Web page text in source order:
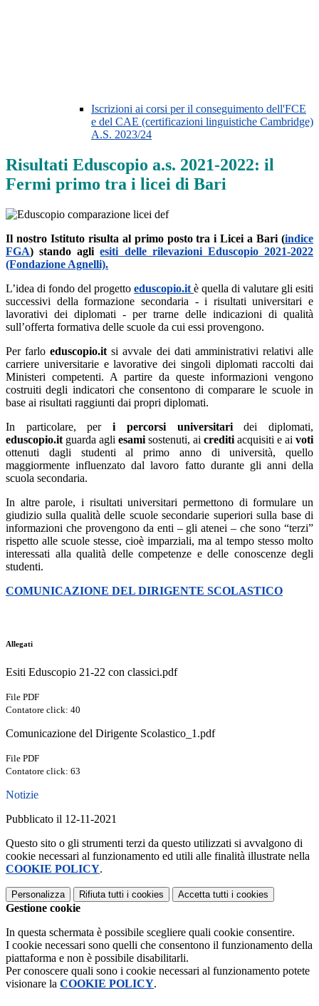
Iscrizioni ai corsi per il conseguimento dell'FCE
e del CAE (certificazioni linguistiche Cambridge)
A.S. 2023/24
Risultati Eduscopio a.s. 2021-2022: il
Fermi primo tra i licei di Bari
Il nostro Istituto risulta al primo posto tra i Licei a Bari (indice
FGA) stando agliesiti delle rilevazioni Eduscopio 2021-2022
(Fondazione Agnelli).
L’idea di fondo del progetto eduscopio.it è quella di valutare gli esiti
successivi della formazione secondaria - i risultati universitari e
lavorativi dei diplomati - per trarne delle indicazioni di qualità
sull’offerta formativa delle scuole da cui essi provengono.
Per farloeduscopio.it si avvale dei dati amministrativi relativi alle
carriere universitarie e lavorative dei singoli diplomati raccolti dai
Ministeri competenti. A partire da queste informazioni vengono
costruiti degli indicatori che consentono di comparare le scuole in
base ai risultati raggiunti dai propri diplomati.
In particolare, peri percorsi universitaridei diplomati,
eduscopio.it guarda agli esami sostenuti, ai crediti acquisiti e ai voti
ottenuti dagli studenti al primo anno di università, quello
maggiormente influenzato dal lavoro fatto durante gli anni della
scuola secondaria.
In altre parole, i risultati universitari permettono di formulare un
giudizio sulla qualità delle scuole secondarie superiori sulla base di
informazioni che provengono da enti – gli atenei – che sono “terzi”
rispetto alle scuole stesse, cioè imparziali, ma al tempo stesso molto
interessati alla qualità delle competenze e delle conoscenze degli
studenti.
COMUNICAZIONE DEL DIRIGENTE SCOLASTICO
Allegati
Esiti Eduscopio 21-22 con classici.pdf
File PDF
Contatore click: 40
Comunicazione del Dirigente Scolastico_1.pdf
File PDF
Contatore click: 63
Notizie
Pubblicato il 12-11-2021
Questo sito o gli strumenti terzi da questo utilizzati si avvalgono di
cookie necessari al funzionamento ed utili alle finalità illustrate nella
COOKIE POLICY.
Personalizza Rifiuta tutti i cookies Accetta tutti i cookies
Gestione cookie
In questa schermata è possibile scegliere quali cookie consentire.
I cookie necessari sono quelli che consentono il funzionamento della
piattaforma e non è possibile disabilitarli.
Per conoscere quali sono i cookie necessari al funzionamento potete
visionare la COOKIE POLICY.